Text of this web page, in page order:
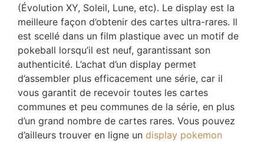
(Évolution XY, Soleil, Lune, etc). Le display est la
meilleure façon d’obtenir des cartes ultra-rares. Il
est scellé dans un film plastique avec un motif de
pokeball lorsqu’il est neuf, garantissant son
authenticité. L’achat d’un display permet
d’assembler plus efficacement une série, car il
vous garantit de recevoir toutes les cartes
communes et peu communes de la série, en plus
d’un grand nombre de cartes rares. Vous pouvez
d’ailleurs trouver en ligne un display pokemon